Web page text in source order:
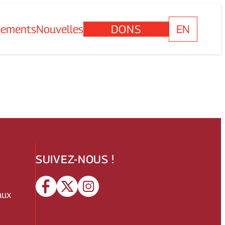
Nouvelles DONS EN
SUIVEZ-NOUS !